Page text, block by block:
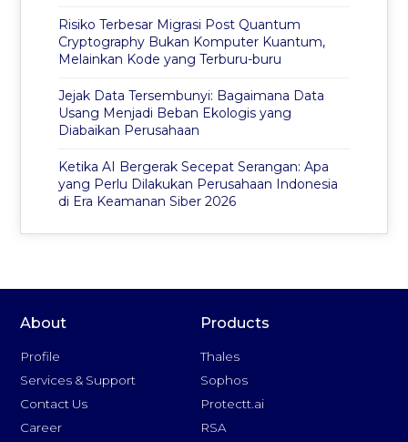
Risiko Terbesar Migrasi Post Quantum
Cryptography Bukan Komputer Kuantum,
Melainkan Kode yang Terburu-buru
Jejak Data Tersembunyi: Bagaimana Data
Usang Menjadi Beban Ekologis yang
Diabaikan Perusahaan
Ketika AI Bergerak Secepat Serangan: Apa
yang Perlu Dilakukan Perusahaan Indonesia
di Era Keamanan Siber 2026
About
Profile
Services & Support
Contact Us
Career
Products
Thales
Sophos
Protectt.ai
RSA